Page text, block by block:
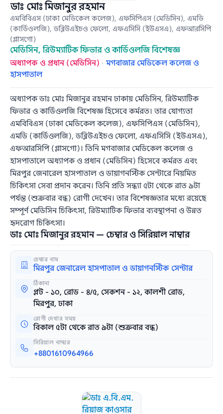
ডাঃ মোঃ মিজানুর রহমান
এমবিবিএস (ঢাকা মেডিকেল কলেজ), এফসিপিএস (মেডিসিন), এমডি
(কার্ডিওলজি), ডব্লিউএইচও ফেলো, এফএসিসি (ইউএসএ), এফআরসিপি
(গ্লাসগো)
মেডিসিন, রিউম্যাটিক ফিভার ও কার্ডিওলজি বিশেষজ্ঞ
অধ্যাপক ও প্রধান (মেডিসিন) ·মগবাজার মেডিকেল কলেজ ও
হাসপাতাল
অধ্যাপক ডাঃ মোঃ মিজানুর রহমান ঢাকায় মেডিসিন, রিউম্যাটিক
ফিভার ও কার্ডিওলজি বিশেষজ্ঞ হিসেবে কর্মরত। তার যোগ্যতা
এমবিবিএস (ঢাকা মেডিকেল কলেজ), এফসিপিএস (মেডিসিন),
এমডি (কার্ডিওলজি), ডব্লিউএইচও ফেলো, এফএসিসি (ইউএসএ),
এফআরসিপি (গ্লাসগো)। তিনি মগবাজার মেডিকেল কলেজ ও
হাসপাতালে অধ্যাপক ও প্রধান (মেডিসিন) হিসেবে কর্মরত এবং
মিরপুর জেনারেল হাসপাতাল ও ডায়াগনস্টিক সেন্টারে নিয়মিত
চিকিৎসা সেবা প্রদান করেন। তিনি প্রতি সন্ধ্যা ৫টা থেকে রাত ৯টা
পর্যন্ত (শুক্রবার বন্ধ) রোগী দেখেন। তার বিশেষজ্ঞতার মধ্যে রয়েছে
সম্পূর্ণ মেডিসিন চিকিৎসা, রিউম্যাটিক ফিভার ব্যবস্থাপনা ও উন্নত
হৃদরোগ চিকিৎসা।
ডাঃ মোঃ মিজানুর রহমান — চেম্বার ও সিরিয়াল নাম্বার
চেম্বার নাম
মিরপুর জেনারেল হাসপাতাল ও ডায়াগনস্টিক সেন্টার
ঠিকানা
প্লট - ১০, রোড - ৪/৫, সেকশন - ১২, কালশী রোড,
মিরপুর, ঢাকা
রোগী দেখার সময়
বিকাল ৫টা থেকে রাত ৯টা (শুক্রবার বন্ধ)
সিরিয়াল নাম্বার
+8801610964966